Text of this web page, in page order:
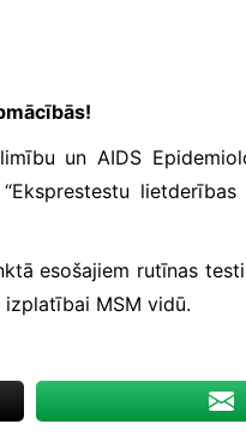
un AIDS
Eksprestestu
esošajiem rutīnas
MSM vidū.